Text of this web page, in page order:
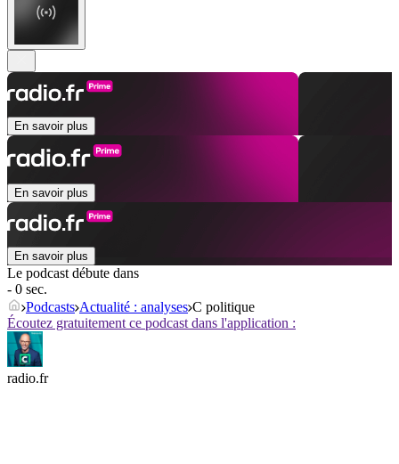
En savoir plus
En savoir plus
En savoir plus
Le podcast débute dans
- 0 sec.
Podcasts Actualité : analyses C politique
Écoutez gratuitement ce podcast dans l'application :
radio.fr